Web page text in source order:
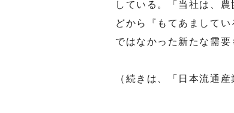
している。「当社は、
どから『もてあまして
ではなかった新たな需要
（続きは、「日本流通